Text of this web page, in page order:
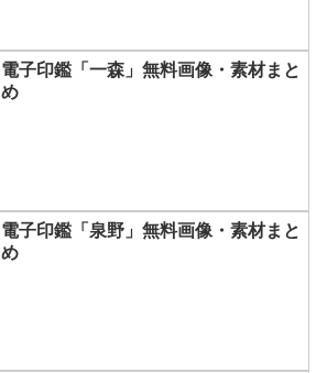
電子印鑑「一森」無料画像・素材まと
め
電子印鑑「泉野」無料画像・素材まと
め